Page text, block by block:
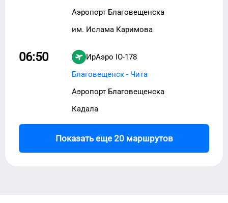
Аэропорт Благовещенска
им. Ислама Каримова
06:50 ИрАэро IO-178
Благовещенск - Чита
Аэропорт Благовещенска
Кадала
Показать еще 20 маршрутов